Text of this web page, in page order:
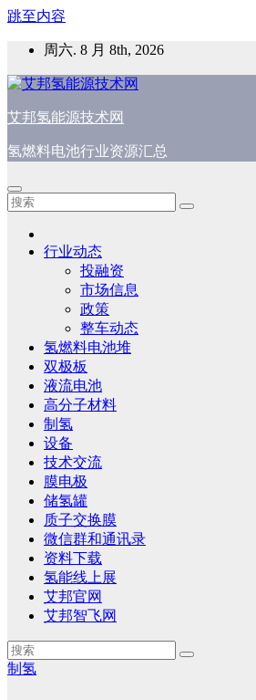
跳至内容
周六. 8 月 8th, 2026
艾邦氢能源技术网
氢燃料电池行业资源汇总
行业动态
投融资
市场信息
政策
整车动态
氢燃料电池堆
双极板
液流电池
高分子材料
制氢
设备
技术交流
膜电极
储氢罐
质子交换膜
微信群和通讯录
资料下载
氢能线上展
艾邦官网
艾邦智飞网
制氢